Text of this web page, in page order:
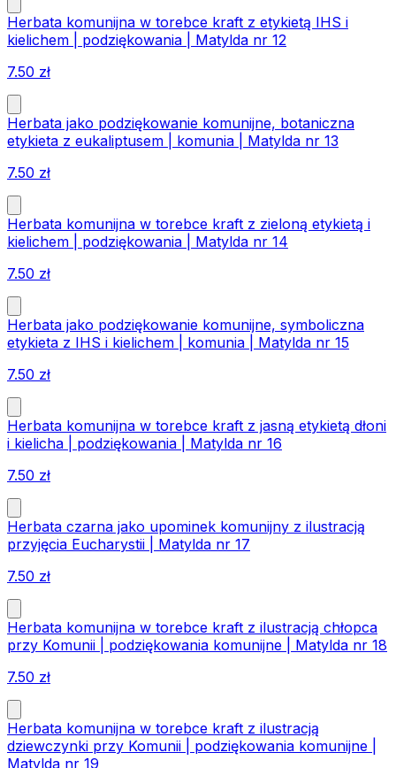
Herbata komunijna w torebce kraft z etykietą IHS i
kielichem | podziękowania | Matylda nr 12
7.50 zł
Herbata jako podziękowanie komunijne, botaniczna
etykieta z eukaliptusem | komunia | Matylda nr 13
7.50 zł
Herbata komunijna w torebce kraft z zieloną etykietą i
kielichem | podziękowania | Matylda nr 14
7.50 zł
Herbata jako podziękowanie komunijne, symboliczna
etykieta z IHS i kielichem | komunia | Matylda nr 15
7.50 zł
Herbata komunijna w torebce kraft z jasną etykietą dłoni
i kielicha | podziękowania | Matylda nr 16
7.50 zł
Herbata czarna jako upominek komunijny z ilustracją
przyjęcia Eucharystii | Matylda nr 17
7.50 zł
Herbata komunijna w torebce kraft z ilustracją chłopca
przy Komunii | podziękowania komunijne | Matylda nr 18
7.50 zł
Herbata komunijna w torebce kraft z ilustracją
dziewczynki przy Komunii | podziękowania komunijne |
Matylda nr 19